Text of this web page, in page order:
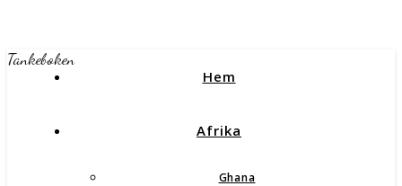
Tankeboken
Hem
Afrika
Ghana